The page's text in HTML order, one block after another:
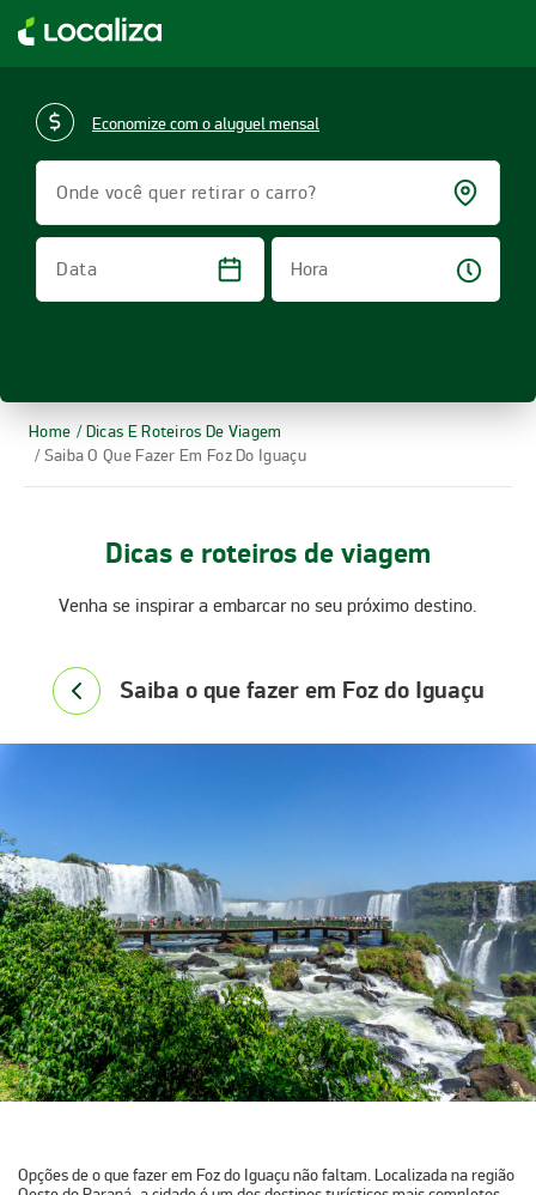
LOCALIZA ALUGUEL DE CARROS | LOCALIZA
Onde você quer retirar o carro?
Data
Hora
Economize com o aluguel mensal
Home / Dicas E Roteiros De Viagem
/ Saiba O Que Fazer Em Foz Do Iguaçu
Dicas e roteiros de viagem
Venha se inspirar a embarcar no seu próximo destino.
Saiba o que fazer em Foz do Iguaçu
Opções de o que fazer em Foz do Iguaçu não faltam. Localizada na região